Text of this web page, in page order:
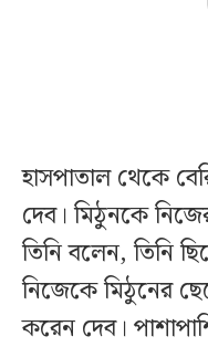
হাসপাতাল থেকে
দেব। মিঠুনকে
তিনি বলেন, তিনি
নিজেকে মিঠুনের
করেন দেব।